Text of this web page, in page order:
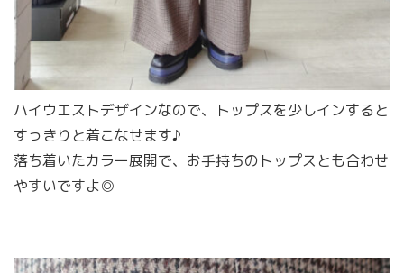
ハイウエストデザインなので、トップスを少しインすると
すっきりと着こなせます♪
落ち着いたカラー展開で、お手持ちのトップスとも合わせ
やすいですよ◎